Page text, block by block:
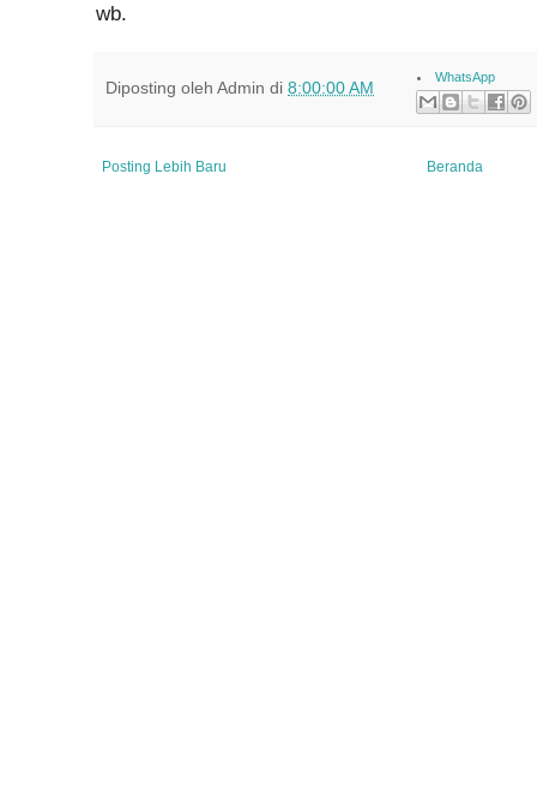
wb.
Diposting oleh Admin di 8:00:00 AM
WhatsApp
Posting Lebih Baru Beranda